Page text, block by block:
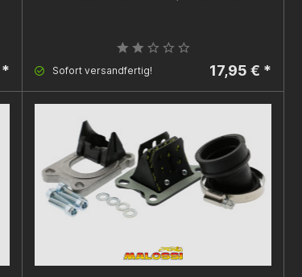
Sofort versandfertig! 17,95 € *